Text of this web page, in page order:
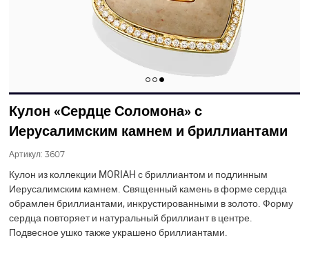
Кулон «Сердце Соломона» с
Иерусалимским камнем и бриллиантами
Артикул:3607
Кулон из коллекции MORIAH с бриллиантом и подлинным
Иерусалимским камнем. Священный камень в форме сердца
обрамлен бриллиантами, инкрустированными в золото. Форму
сердца повторяет и натуральный бриллиант в центре.
Подвесное ушко также украшено бриллиантами.